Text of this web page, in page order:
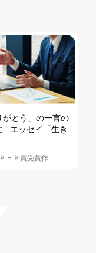
がとう」の一言の
...エッセイ「生き
ＨＰ賞受賞作